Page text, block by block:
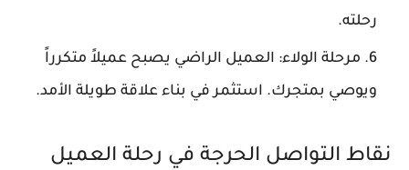
رحلته.
مرحلة الولاء: العميل الراضي يصبح عميلاً متكرراً
ويوصي بمتجرك. استثمر في بناء علاقة طويلة الأمد.
نقاط التواصل الحرجة في رحلة العميل